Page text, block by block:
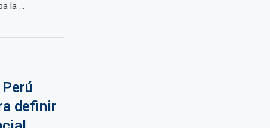
la ...
definir